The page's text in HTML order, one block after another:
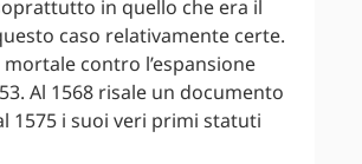
in quello che era il
caso relativamente certe.
contro l’espansione
Al 1568 risale un documento
1575 i suoi veri primi statuti